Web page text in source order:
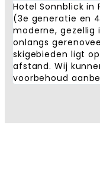
Hotel Sonnblick
(3e generatie en
moderne, gezellig
onlangs
skigebieden ligt
afstand. Wij
voorbehoud